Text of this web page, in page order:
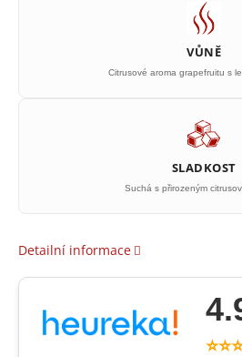
VŮNĚ
Citrusové aroma grapefruitu s
SLADKOST
Suchá s přirozeným
Detailní informace